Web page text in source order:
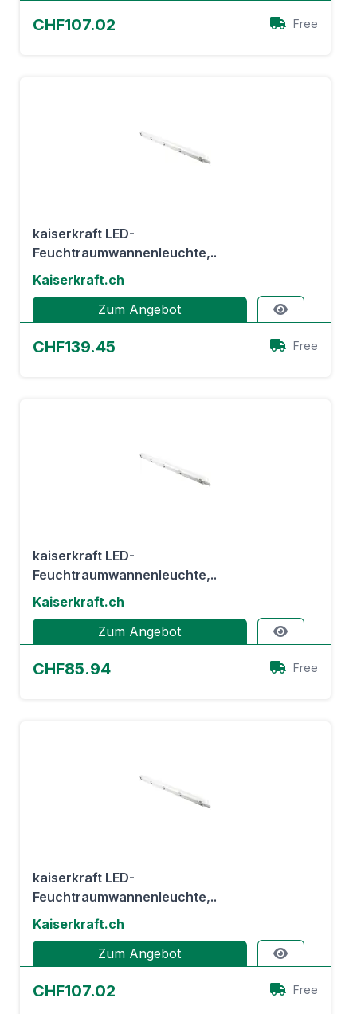
CHF107.02 Free
kaiserkraft LED-
Feuchtraumwannenleuchte,..
Kaiserkraft.ch
Zum Angebot
CHF139.45 Free
kaiserkraft LED-
Feuchtraumwannenleuchte,..
Kaiserkraft.ch
Zum Angebot
CHF85.94 Free
kaiserkraft LED-
Feuchtraumwannenleuchte,..
Kaiserkraft.ch
Zum Angebot
CHF107.02 Free